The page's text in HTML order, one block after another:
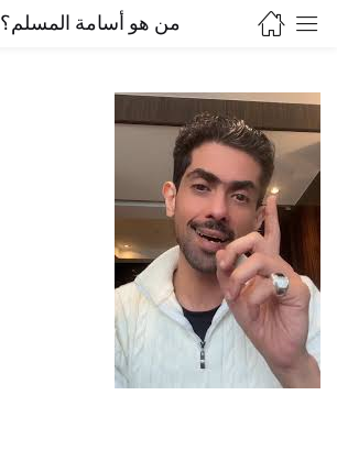
من هو أسامة المسلم؟
Remember me
Log in